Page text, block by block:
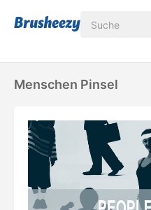
Menschen Pinsel